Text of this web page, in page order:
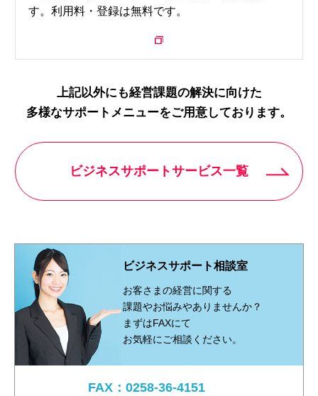
す。利用料・登録は無料です。
上記以外にも経営課題の解決に向けた
多様なサポートメニューをご用意しております。
ビジネスサポートサービス一覧
ビジネスサポート相談室
お客さまの経営に関する
課題やお悩みやありませんか？
まずはFAXにて
お気軽にご相談ください。
FAX：0258-36-4151